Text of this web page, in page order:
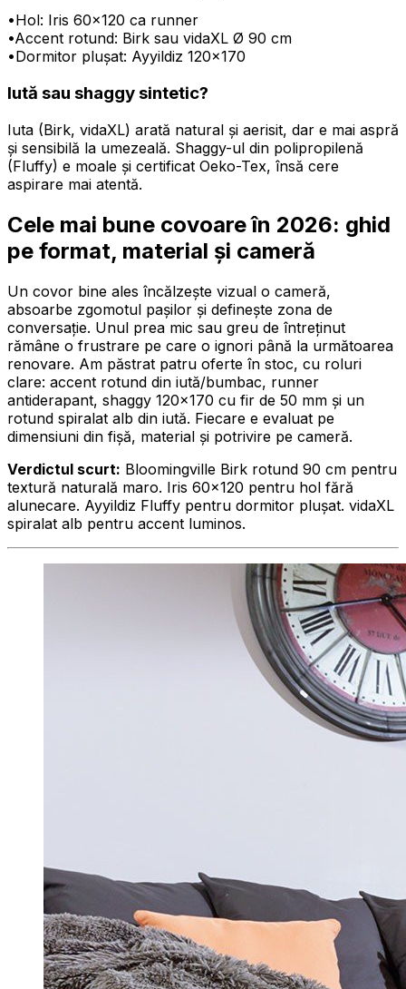
•Hol: Iris 60×120 ca runner
•Accent rotund: Birk sau vidaXL Ø 90 cm
•Dormitor plușat: Ayyildiz 120×170
Iută sau shaggy sintetic?
Iuta (Birk, vidaXL) arată natural și aerisit, dar e mai aspră
și sensibilă la umezeală. Shaggy-ul din polipropilenă
(Fluffy) e moale și certificat Oeko-Tex, însă cere
aspirare mai atentă.
Cele mai bune covoare în 2026: ghid
pe format, material și cameră
Un covor bine ales încălzește vizual o cameră,
absoarbe zgomotul pașilor și definește zona de
conversație. Unul prea mic sau greu de întreținut
rămâne o frustrare pe care o ignori până la următoarea
renovare. Am păstrat patru oferte în stoc, cu roluri
clare: accent rotund din iută/bumbac, runner
antiderapant, shaggy 120×170 cu fir de 50 mm și un
rotund spiralat alb din iută. Fiecare e evaluat pe
dimensiuni din fișă, material și potrivire pe cameră.
Verdictul scurt: Bloomingville Birk rotund 90 cm pentru
textură naturală maro. Iris 60×120 pentru hol fără
alunecare. Ayyildiz Fluffy pentru dormitor plușat. vidaXL
spiralat alb pentru accent luminos.